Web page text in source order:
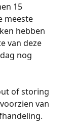
15
meeste
hebben
van deze
nog
of storing
van